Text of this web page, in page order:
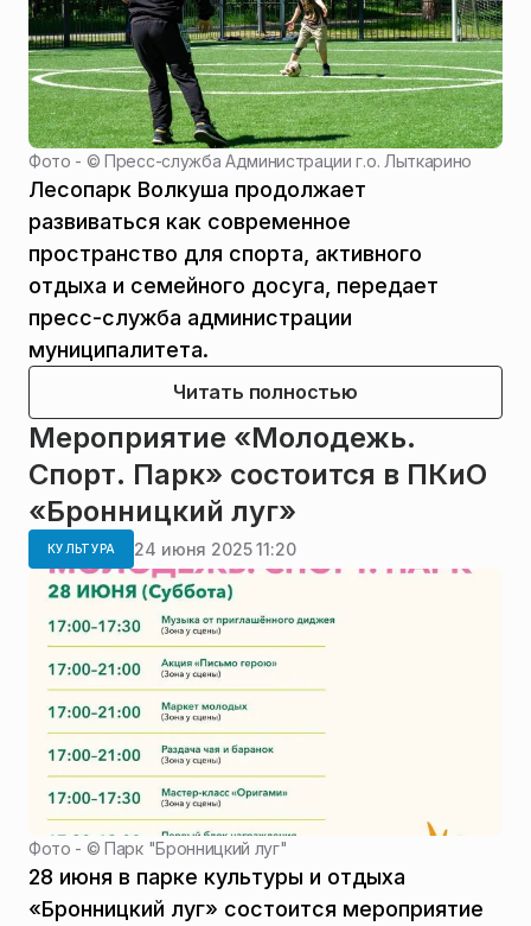
Фото - ©Пресс-служба Администрации г.о. Лыткарино
Лесопарк Волкуша продолжает
развиваться как современное
пространство для спорта, активного
отдыха и семейного досуга, передает
пресс-служба администрации
муниципалитета.
Читать полностью
Мероприятие «Молодежь.
Спорт. Парк» состоится в ПКиО
«Бронницкий луг»
КУЛЬТУРА 24 июня 2025 11:20
Фото - ©Парк "Бронницкий луг"
28 июня в парке культуры и отдыха
«Бронницкий луг» состоится мероприятие